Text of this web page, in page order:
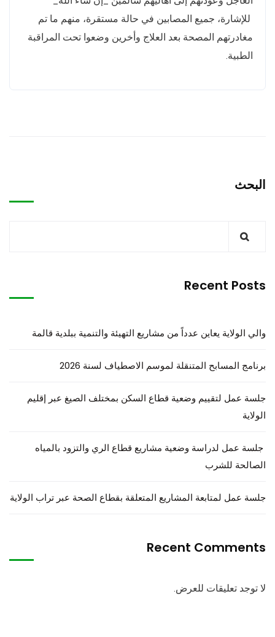
للإشارة، جميع المصابين في حالة مستقرة، منهم ما تم
مغادرتهم المصحة بعد العلاج وأخرين وضعوا تحت المراقبة
الطبية.
البحث
Recent Posts
والي الولاية يعاين عدداً من مشاريع التهيئة والتنمية ببلدية قالمة
برنامج المسابح المتنقلة لموسم الاصطياف لسنة 2026
جلسة عمل لتقييم وضعية قطاع السكن بمختلف الصيغ عبر إقليم
الولاية
جلسة عمل لدراسة وضعية مشاريع قطاع الري والتزود بالمياه
الصالحة للشرب
جلسة عمل لمتابعة المشاريع المتعلقة بقطاع الصحة عبر تراب الولاية
Recent Comments
لا توجد تعليقات للعرض.